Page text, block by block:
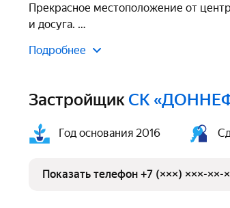
Прекрасное местоположение от
и досуга.
Подробнее
Застройщик СК
Год основания 2016
Показать телефон +7 (×××) ×××-××-